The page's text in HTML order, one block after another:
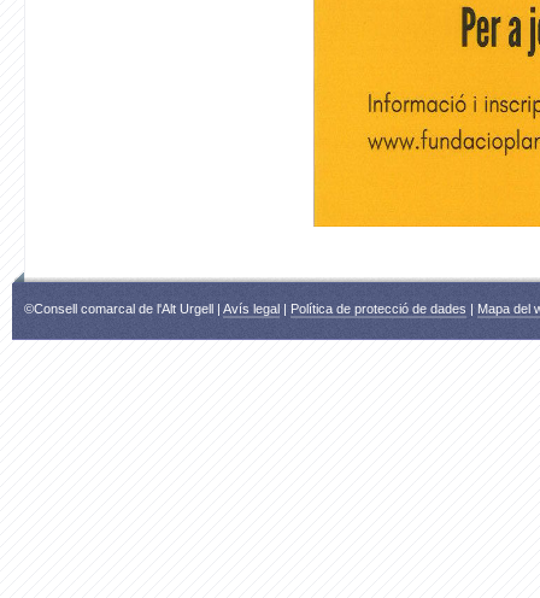
©Consell comarcal de l'Alt Urgell | Avís legal | Política de protecció de dades | Mapa del